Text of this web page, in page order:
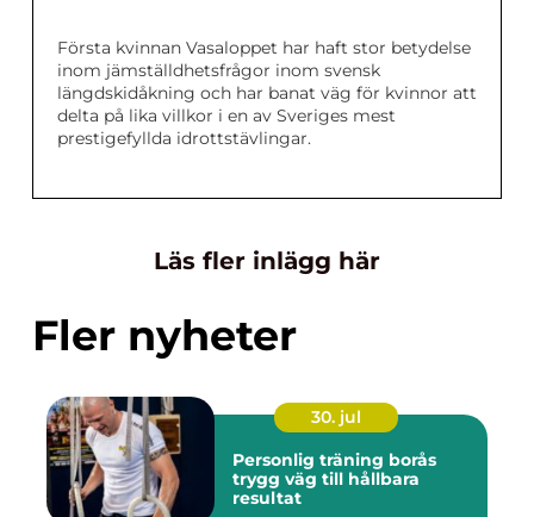
Första kvinnan Vasaloppet har haft stor betydelse
inom jämställdhetsfrågor inom svensk
längdskidåkning och har banat väg för kvinnor att
delta på lika villkor i en av Sveriges mest
prestigefyllda idrottstävlingar.
Läs fler inlägg här
Fler nyheter
30. jul
Personlig träning borås
trygg väg till hållbara
resultat